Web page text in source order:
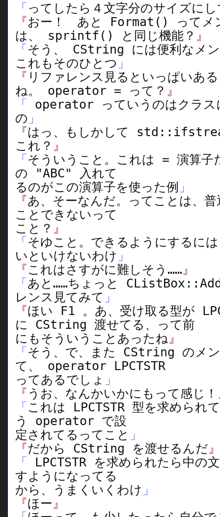
「ってしたら４文字分のサイズに
『おー！ あと Format() ってメ
は、 sprintf() と同じ機能？ 』
「そう、 CString には便利なメン
これもそのひとつ 」
『 リファレンス見るといっぱいあ
ね。 operator = って？ 』
「 operator っていうのはクラス
の 」
『はっ、もしかして
これ？ 』
「そういうこと。これは = 演算子
の "ABC" 入れて
るのがこの演算子を使った例 」
『あ、そーなんだ。ってことは、
ことできないって
こと？ 』
「そゆこと。できるようにする
いといけないわけ 」
『これはさすがに難しそう……』
「あと……ちょっと
レンス見てみて 」
『ほい F1 。あ、受け取る型が
に CString 渡せてる、って前
にもそういうことあったね』
「そう、で、また CString のメン
て、 operator LPCTSTR
ってあるでしょ 」
『 うお、なんかいかにもって感じ！
「これは LPCTSTR 型を求められ
う operator で設
定されてるってこと 」
『だから CString を渡せるんだ』
「 LPCTSTR を求められたら中の
すようになってる
から、うまくいくわけ 」
『ほー』